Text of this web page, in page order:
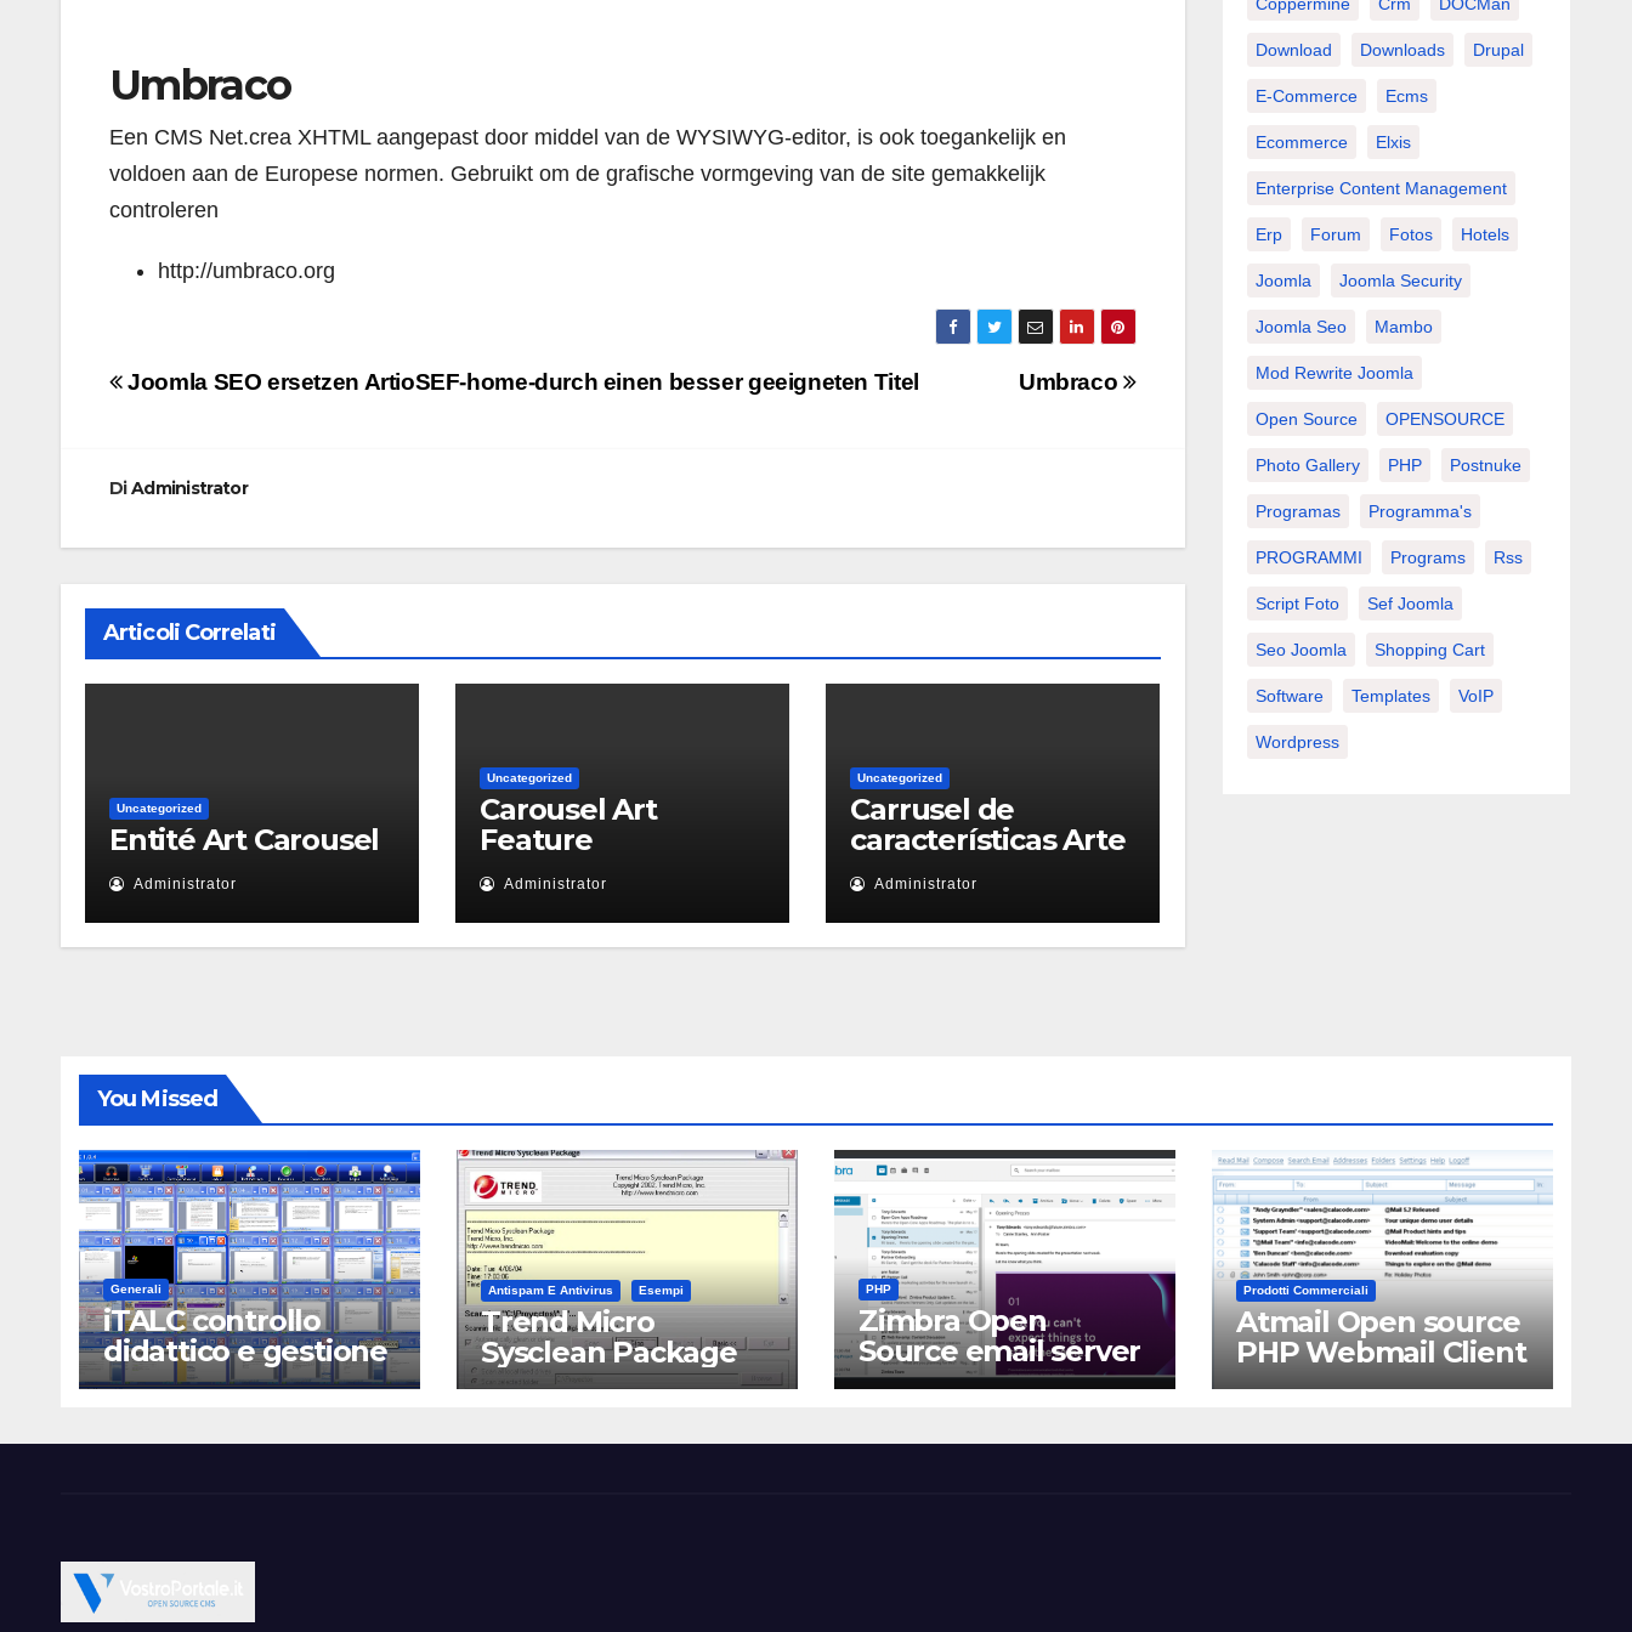
Umbraco
Een CMS Net.crea XHTML aangepast door middel van de WYSIWYG-editor, is ook toegankelijk en
voldoen aan de Europese normen. Gebruikt om de grafische vormgeving van de site gemakkelijk
controleren
http://umbraco.org
Navigazione
Umbraco
Joomla SEO ersetzen ArtioSEF-home-durch einen besser geeigneten Titel
DiAdministrator
Articoli Correlati
Uncategorized
Entité Art Carousel
Administrator
Uncategorized
Carousel Art
Feature
Administrator
Uncategorized
Carrusel de
características Arte
Administrator
Download Downloads Drupal
E-Commerce Ecms
Ecommerce Elxis
Enterprise Content Management
Erp Forum Fotos Hotels
Joomla Joomla Security
Joomla Seo Mambo
Mod Rewrite Joomla
Open Source OPENSOURCE
Photo Gallery PHP Postnuke
Programas Programma's
PROGRAMMI Programs Rss
Script Foto Sef Joomla
Seo Joomla Shopping Cart
Software Templates VoIP
Wordpress
You Missed
Generali
iTALC controllo
didattico e gestione
LAN scolastica
Antispam E Antivirus Esempi
Trend Micro
Sysclean Package
PHP
Zimbra Open
Source email server
software
Prodotti Commerciali
Atmail Open source
PHP Webmail Client